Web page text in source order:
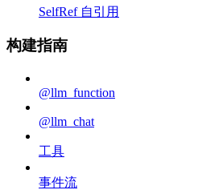
SelfRef 自引用
构建指南
@llm_function
@llm_chat
工具
事件流